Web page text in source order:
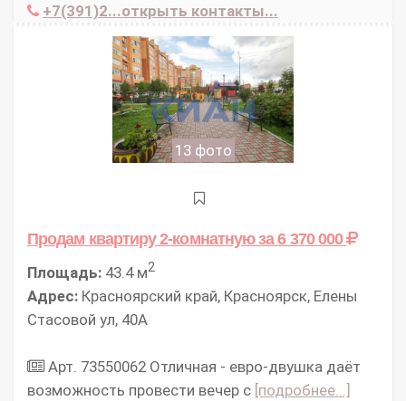
+7(391)2...открыть контакты...
13 фото
Продам квартиру 2-комнатнуюза 6 370 000
Площадь: 43.4 м2
Адрес: Красноярский край, Красноярск, Елены
Стасовой ул, 40А
Арт. 73550062 Отличная - евро-двушка даёт
возможность провести вечер с [подробнее...]